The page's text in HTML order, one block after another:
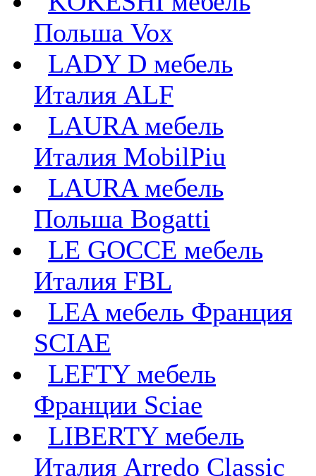
Польша Vox
LADY D мебель
Италия ALF
LAURA мебель
Италия MobilPiu
LAURA мебель
Польша Bogatti
LE GOCCE мебель
Италия FBL
LEA мебель Франция
SCIAE
LEFTY мебель
Франции Sciae
LIBERTY мебель
Италия Arredo Classic